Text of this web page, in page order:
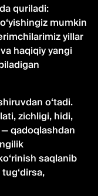
quriladi:
mumkin
yillar
haqiqiy yangi
o‘tadi.
zichligi, hidi,
qadoqlashdan
saqlanib